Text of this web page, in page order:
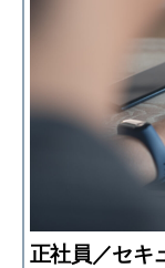
正社員／セキ